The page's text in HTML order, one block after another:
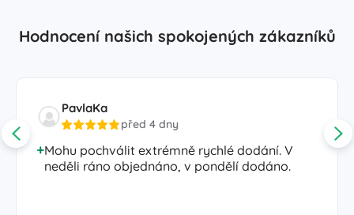
Hodnocení našich spokojených zákazníků
PavlaKa
před 4 dny
Mohu pochválit extrémně rychlé dodání. V
neděli ráno objednáno, v pondělí dodáno.